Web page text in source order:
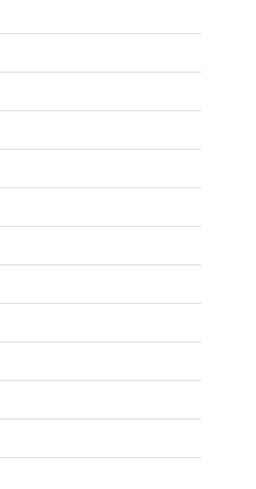
Dezember 2018
November 2018
Juni 2018
Mai 2018
Mai 2017
April 2017